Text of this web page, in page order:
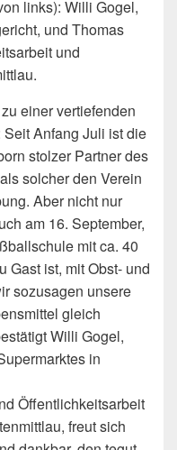
links): Willi Gogel,
und Thomas
und
einer vertiefenden
Anfang Juli ist die
stolzer Partner des
solcher den Verein
Aber nicht nur
am 16. September,
mit ca. 40
Gast ist, mit Obst- und
sozusagen unsere
gleich
Willi Gogel,
in
Öffentlichkeitsarbeit
freut sich